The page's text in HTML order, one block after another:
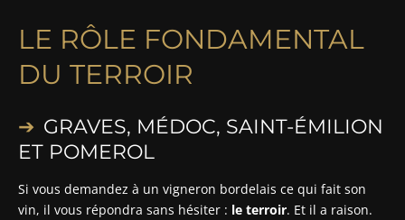
LE RÔLE FONDAMENTAL
DU TERROIR
GRAVES, MÉDOC, SAINT-ÉMILION
ET POMEROL
Si vous demandez à un vigneron bordelais ce qui fait son
vin, il vous répondra sans hésiter : le terroir. Et il a raison.